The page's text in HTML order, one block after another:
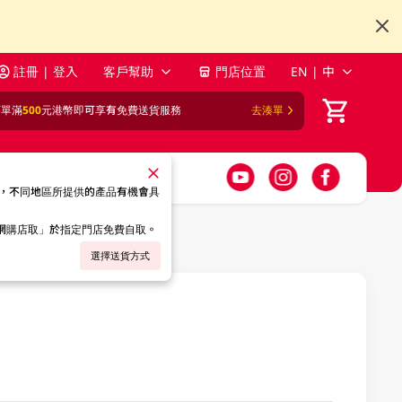
註冊 | 登入 客戶幫助 門店位置 EN | 中
滿500元港幣即可享有免費送貨服務 去湊單
不同地區所提供的產品有機會具
店取」於指定門店免費自取。
選擇送貨方式